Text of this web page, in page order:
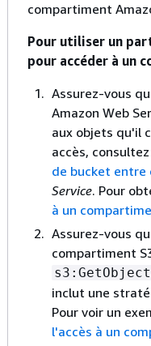
compartiment
Pour utiliser un
pour accéder à un
Assurez-vous
Amazon Web
aux objets qu'il
accès,
de bucket entre
Service. Pour
à un
Assurez-vous
compartiment
inclut une
Pour voir un
l'accès à un